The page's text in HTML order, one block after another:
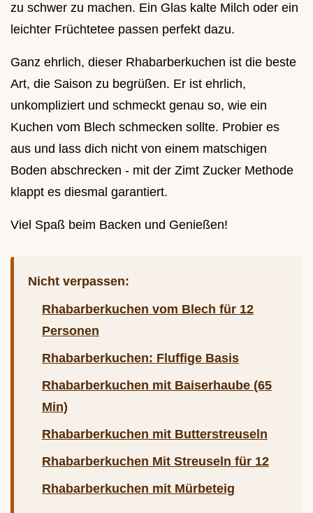
zu schwer zu machen. Ein Glas kalte Milch oder ein
leichter Früchtetee passen perfekt dazu.
Ganz ehrlich, dieser Rhabarberkuchen ist die beste
Art, die Saison zu begrüßen. Er ist ehrlich,
unkompliziert und schmeckt genau so, wie ein
Kuchen vom Blech schmecken sollte. Probier es
aus und lass dich nicht von einem matschigen
Boden abschrecken - mit der Zimt Zucker Methode
klappt es diesmal garantiert.
Viel Spaß beim Backen und Genießen!
Nicht verpassen:
Rhabarberkuchen vom Blech für 12
Personen
Rhabarberkuchen: Fluffige Basis
Rhabarberkuchen mit Baiserhaube (65
Min)
Rhabarberkuchen mit Butterstreuseln
Rhabarberkuchen Mit Streuseln für 12
Rhabarberkuchen mit Mürbeteig